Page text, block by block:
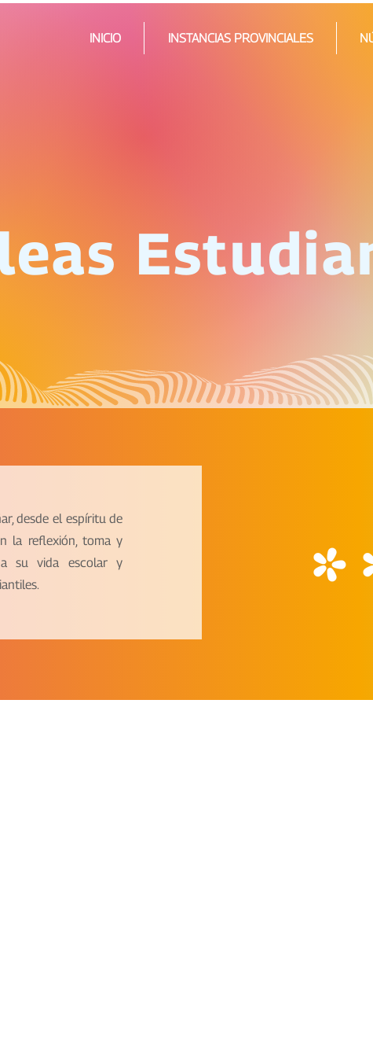
INICIO INSTANCIAS PROVINCIALES
desde el espíritu de
la reflexión, toma y
a su vida escolar y